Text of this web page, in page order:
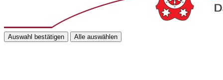
Auswahl bestätigen Alle auswählen